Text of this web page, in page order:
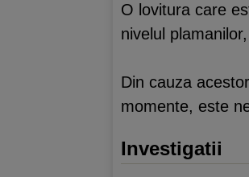
O lovitura care
nivelul
Din cauza
momente, este
Investigatii